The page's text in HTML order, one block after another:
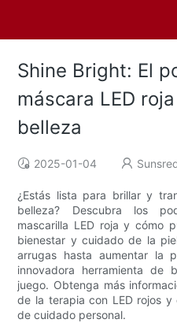
Shine Bright: El
máscara LED
belleza
2025-01-04
¿Estás lista para brillar y
belleza? Descubra los
mascarilla LED roja y cómo
bienestar y cuidado de la
arrugas hasta aumentar la
innovadora herramienta de
juego. Obtenga más
de la terapia con LED rojos
de cuidado personal.